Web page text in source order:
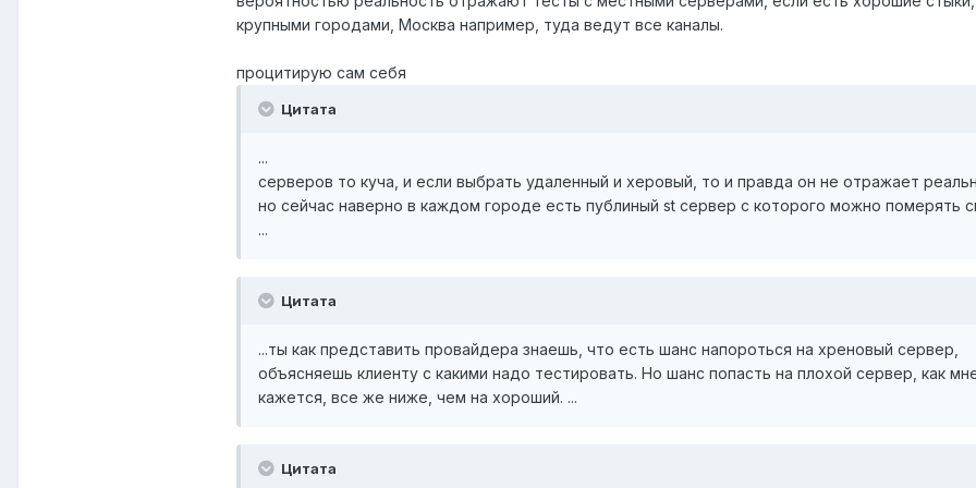
крупными городами, Москва например, туда ведут все каналы.
процитирую сам себя
Цитата
...
серверов то куча, и если выбрать удаленный и херовый, то и правда он не отражает
но сейчас наверно в каждом городе есть публиный st сервер с которого можно померять
...
Цитата
...ты как представить провайдера знаешь, что есть шанс напороться на хреновый сервер,
объясняешь клиенту с какими надо тестировать. Но шанс попасть на плохой сервер, как
кажется, все же ниже, чем на хороший. ...
Цитата